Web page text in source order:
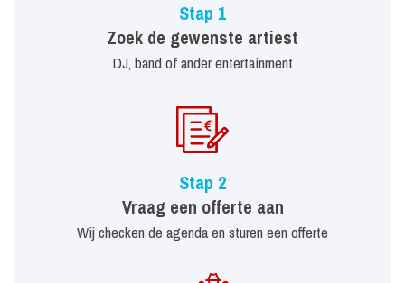
Stap 1
Zoek de gewenste artiest
DJ, band of ander entertainment
Stap 2
Vraag een offerte aan
Wij checken de agenda en sturen een offerte